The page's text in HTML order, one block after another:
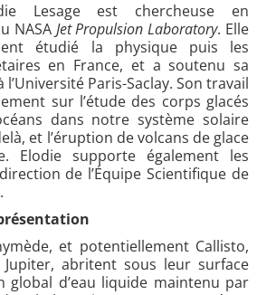
Lesage est chercheuse en
NASA Jet Propulsion Laboratory. Elle
étudié la physique puis les
en France, et a soutenu sa
l’Université Paris-Saclay. Son travail
sur l’étude des corps glacés
dans notre système solaire
et l’éruption de volcans de glace
Elodie supporte également les
de l’Équipe Scientifique de
et potentiellement Callisto,
abritent sous leur surface
global d’eau liquide maintenu par